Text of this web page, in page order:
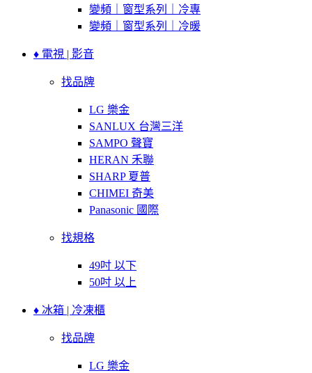
變頻｜窗型系列｜冷專
變頻｜窗型系列｜冷暖
♦ 電視 | 影音
找品牌
LG 樂金
SANLUX 台灣三洋
SAMPO 聲寶
HERAN 禾聯
SHARP 夏普
CHIMEI 奇美
Panasonic 國際
找規格
49吋 以下
50吋 以上
♦ 冰箱 | 冷凍櫃
找品牌
LG 樂金